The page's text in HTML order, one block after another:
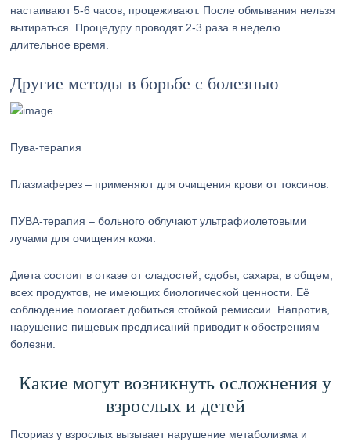
настаивают 5-6 часов, процеживают. После обмывания нельзя
вытираться. Процедуру проводят 2-3 раза в неделю
длительное время.
Другие методы в борьбе с болезнью
Пува-терапия
Плазмаферез – применяют для очищения крови от токсинов.
ПУВА-терапия – больного облучают ультрафиолетовыми
лучами для очищения кожи.
Диета состоит в отказе от сладостей, сдобы, сахара, в общем,
всех продуктов, не имеющих биологической ценности. Её
соблюдение помогает добиться стойкой ремиссии. Напротив,
нарушение пищевых предписаний приводит к обострениям
болезни.
Какие могут возникнуть осложнения у
взрослых и детей
Псориаз у взрослых вызывает нарушение метаболизма и